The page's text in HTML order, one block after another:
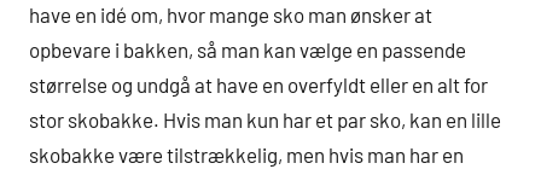
have en idé om, hvor mange sko man ønsker at
opbevare i bakken, så man kan vælge en passende
størrelse og undgå at have en overfyldt eller en alt for
stor skobakke. Hvis man kun har et par sko, kan en lille
skobakke være tilstrækkelig, men hvis man har en